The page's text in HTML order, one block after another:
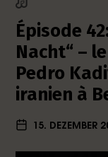
Épisode
Nacht“ –
Pedro
iranien à
15. DEZEMBER